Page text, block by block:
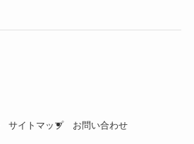
サイトマップ お問い合わせ